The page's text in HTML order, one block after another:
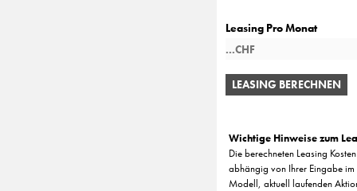
Leasing Pro Monat
LEASING BERECHNEN
Wichtige Hinweise zum
Die berechneten Leasing
abhängig von Ihrer Eingabe
Modell, aktuell laufenden